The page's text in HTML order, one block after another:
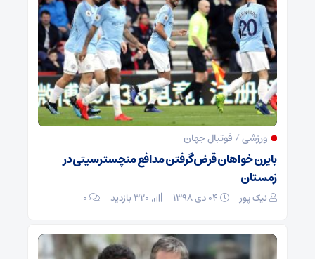
ورزشی / فوتبال جهان
بایرن خواهان قرض‌گرفتن مدافع منچسترسیتی در
زمستان
نیک پور ۰